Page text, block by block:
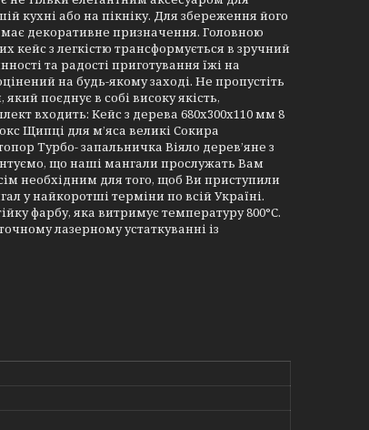
кухні або на пікніку. Для збереження його
декоративне призначення. Головною
кейс з легкістю трансформується в зручний
та радості приготування їжі на
на будь-якому заході. Не пропустіть
поєднує в собі високу якість,
входить: Кейс з дерева 680х300х110 мм 8
Щипці для мʼяса великі Сокира
Турбо- запальничка Віяло деревʼяне з
що наші мангали прослужать Вам
необхідним для того, щоб Ви приступили
у найкоротші терміни по всій Україні.
фарбу, яка витримує температуру 800°С.
лазерному устаткуванні із